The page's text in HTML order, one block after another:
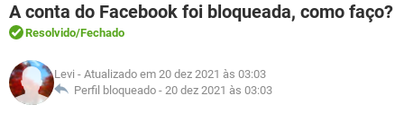
INSTAGRAM GMAIL
GUIA DE COMPRAS
OUTLOOK
INSTAGRAM
GUIA DE COMPRAS
JOGOS WHATSAPP
CELULAR
OUTLOOK EXCEL
INSTAGRAM
FÓRUM
JOGOS
CELULAR FACEBOOK
GLOSSÁRIO
JOGOS
A conta do Facebook foi bloqueada, como faço?
Resolvido/Fechado
Levi - Atualizado em 20 dez 2021 às 03:03
Perfil bloqueado - 20 dez 2021 às 03:03